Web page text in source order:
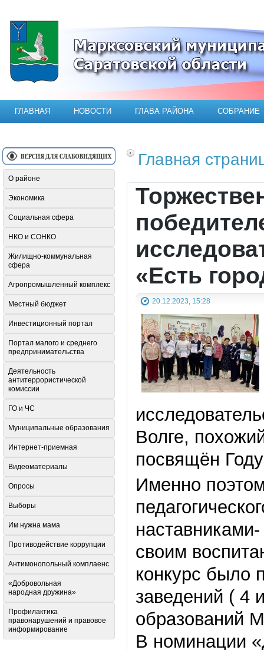
Официальный сайт Марксовского
ГЛАВНАЯ НОВОСТИ ГЛАВА РАЙОНА СОБРАНИЕ
Главная
«Есть
20.12.2023, 15:28
Волге,
посвящён
Именно
своим
конкурс было
заведений ( 4
образований
В номинации
О районе
Экономика
Социальная сфера
НКО и СОНКО
Жилищно-коммунальная
сфера
Агропромышленный комплекс
Местный бюджет
Инвестиционный портал
Портал малого и среднего
предпринимательства
Деятельность
антитеррористической
комиссии
ГО и ЧС
Муниципальные образования
Интернет-приемная
Видеоматериалы
Опросы
Выборы
Им нужна мама
Противодействие коррупции
Антимонопольный комплаенс
«Добровольная
народная дружина»
Профилактика
правонарушений и правовое
информирование